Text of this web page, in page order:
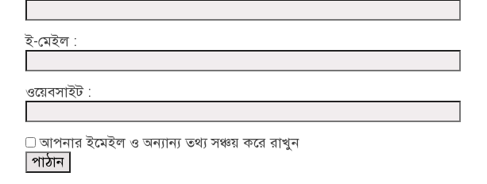
ই-মেইল :
ওয়েবসাইট :
আপনার ইমেইল ও অন্যান্য তথ্য সঞ্চয় করে রাখুন